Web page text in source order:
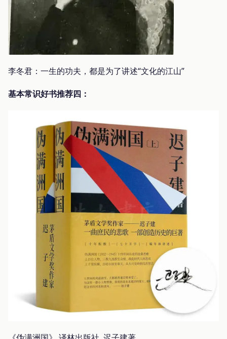
李冬君：一生的功夫，都是为了讲述“文化的江山”
基本常识好书推荐四：